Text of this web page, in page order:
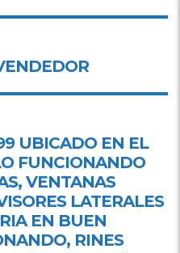
UBICADO EN EL
FUNCIONANDO
VENTANAS
LATERALES
EN BUEN
RINES